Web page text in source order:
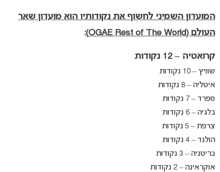
המועדון השמיני לחשוף את נקודותיו הוא מועדון שאר
העולם (OGAE Rest of The World)
:
קרואטיה – 12 נקודות
שוויץ – 10 נקודות
איטליה – 8 נקודות
ספרד – 7 נקודות
בלגיה – 6 נקודות
צרפת – 5 נקודות
הולנד – 4 נקודות
בריטניה – 3 נקודות
אוקראינה – 2 נקודות